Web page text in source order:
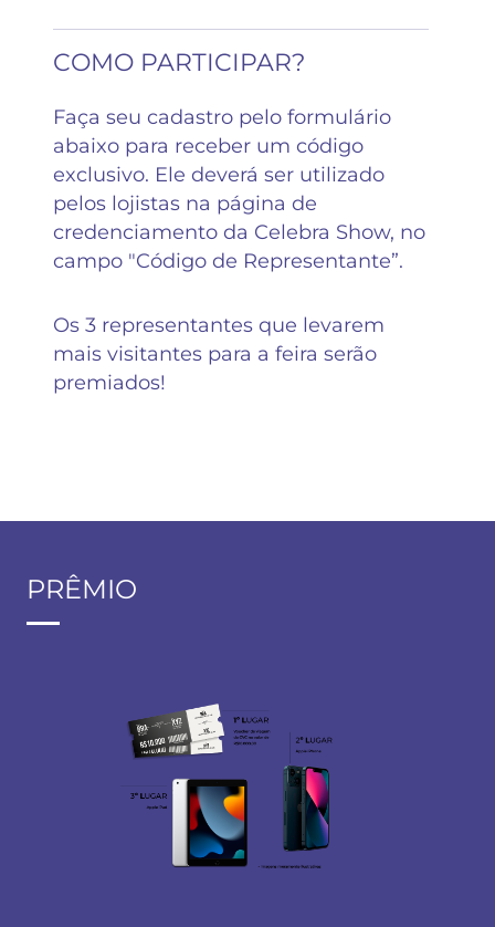
COMO PARTICIPAR?
Faça seu cadastro pelo formulário
abaixo para receber um código
exclusivo. Ele deverá ser utilizado
pelos lojistas na página de
credenciamento da Celebra Show, no
campo "Código de Representante”.
Os 3 representantes que levarem
mais visitantes para a feira serão
premiados!
PRÊMIO